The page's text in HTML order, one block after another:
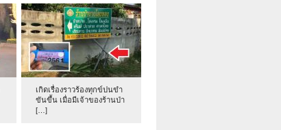
เกิดเรื่องราวร้องทุกข์ปนขำ
ขันขึ้น เมื่อมีเจ้าของร้านป่า
[…]